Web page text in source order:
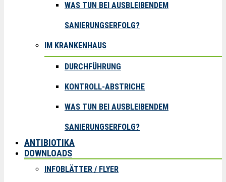
WAS TUN BEI AUSBLEIBENDEM
SANIERUNGSERFOLG?
IM KRANKENHAUS
DURCHFÜHRUNG
KONTROLL-ABSTRICHE
WAS TUN BEI AUSBLEIBENDEM
SANIERUNGSERFOLG?
ANTIBIOTIKA
DOWNLOADS
INFOBLÄTTER / FLYER